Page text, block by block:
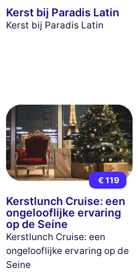
Kerst bij Paradis Latin
Kerst bij Paradis Latin
€ 119
Kerstlunch Cruise: een
ongelooflijke ervaring
op de Seine
Kerstlunch Cruise: een
ongelooflijke ervaring op de
Seine